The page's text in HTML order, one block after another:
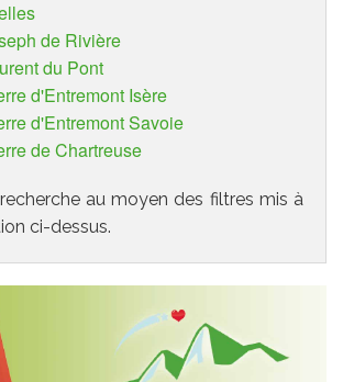
de Rivière
du Pont
d'Entremont Isère
d'Entremont Savoie
de Chartreuse
au moyen des filtres mis à
ci-dessus.